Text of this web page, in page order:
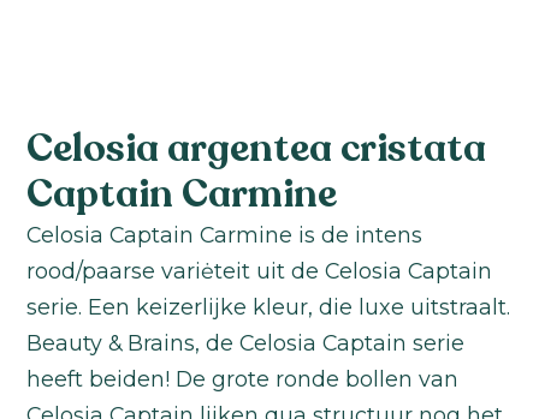
Celosia argentea cristata
Captain Carmine
Celosia Captain Carmine is de intens
rood/paarse variėteit uit de Celosia Captain
serie. Een keizerlijke kleur, die luxe uitstraalt.
Beauty & Brains, de Celosia Captain serie
heeft beiden! De grote ronde bollen van